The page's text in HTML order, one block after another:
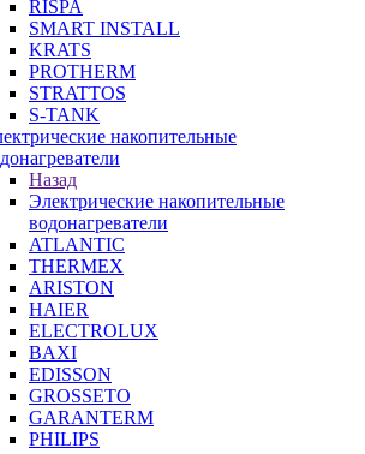
RISPA
SMART INSTALL
KRATS
PROTHERM
STRATTOS
S-TANK
накопительные
Назад
Электрические накопительные
водонагреватели
ATLANTIC
THERMEX
ARISTON
HAIER
ELECTROLUX
BAXI
EDISSON
GROSSETO
GARANTERM
PHILIPS